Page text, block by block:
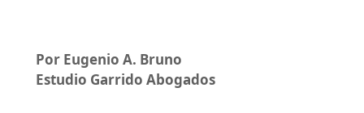
Por Eugenio A. Bruno
Estudio Garrido Abogados